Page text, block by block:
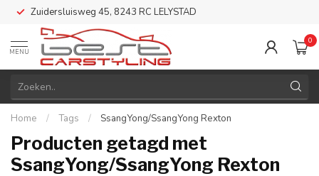
Zuidersluisweg 45, 8243 RC LELYSTAD
MENU
0
Home / Tags / SsangYong/SsangYong Rexton
Producten getagd met
SsangYong/SsangYong Rexton